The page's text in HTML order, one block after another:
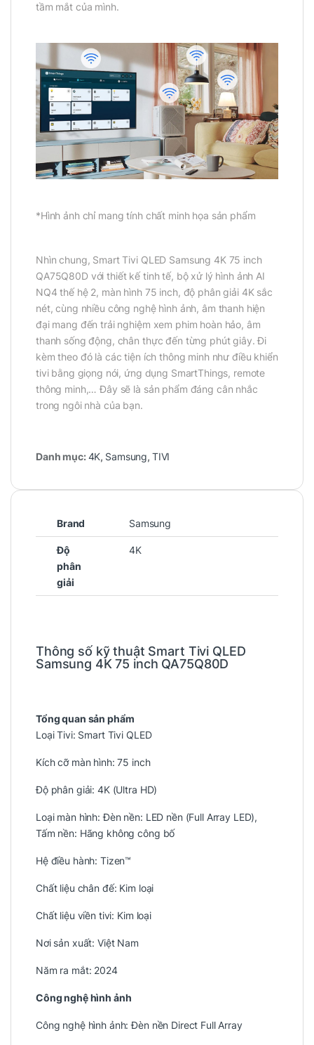
tầm mắt của mình.
*Hình ảnh chỉ mang tính chất minh họa sản phẩm
Nhìn chung, Smart Tivi QLED Samsung 4K 75 inch
QA75Q80D với thiết kế tinh tế, bộ xử lý hình ảnh AI
NQ4 thế hệ 2, màn hình 75 inch, độ phân giải 4K sắc
nét, cùng nhiều công nghệ hình ảnh, âm thanh hiện
đại mang đến trải nghiệm xem phim hoàn hảo, âm
thanh sống động, chân thực đến từng phút giây. Đi
kèm theo đó là các tiện ích thông minh như điều khiển
tivi bằng giọng nói, ứng dụng SmartThings, remote
thông minh,… Đây sẽ là sản phẩm đáng cân nhắc
trong ngôi nhà của bạn.
Danh mục:4K, Samsung, TIVI
Brand Samsung
Độ
phân
giải
4K
Thông số kỹ thuật Smart Tivi QLED
Samsung 4K 75 inch QA75Q80D
Tổng quan sản phẩm
Loại Tivi: Smart Tivi QLED
Kích cỡ màn hình: 75 inch
Độ phân giải: 4K (Ultra HD)
Loại màn hình: Đèn nền: LED nền (Full Array LED),
Tấm nền: Hãng không công bố
Hệ điều hành: Tizen™
Chất liệu chân đế: Kim loại
Chất liệu viền tivi: Kim loại
Nơi sản xuất: Việt Nam
Năm ra mắt: 2024
Công nghệ hình ảnh
Công nghệ hình ảnh: Đèn nền Direct Full Array